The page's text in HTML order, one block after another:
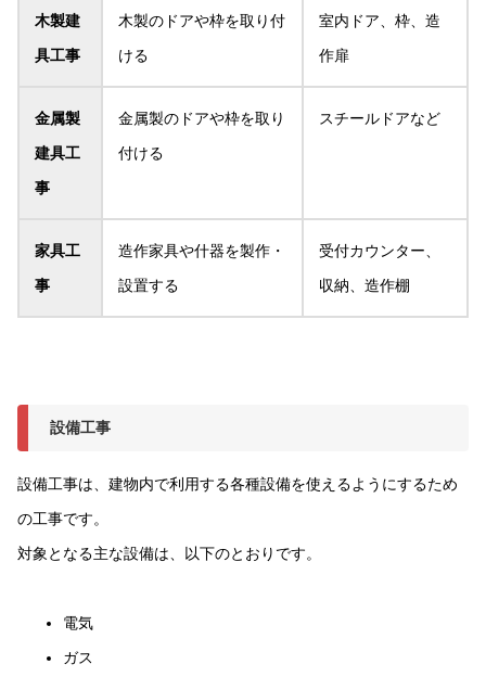
木製建
具工事
木製のドアや枠を取り付
ける
室内ドア、枠、造
作扉
金属製
建具工
事
金属製のドアや枠を取り
付ける
スチールドアなど
家具工
事
造作家具や什器を製作・
設置する
受付カウンター、
収納、造作棚
設備工事
設備工事は、建物内で利用する各種設備を使えるようにするため
の工事です。
対象となる主な設備は、以下のとおりです。
電気
ガス